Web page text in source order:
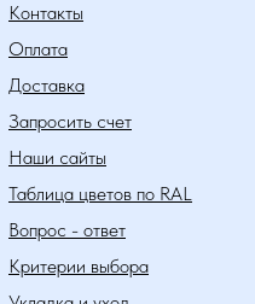
Контакты
Оплата
Доставка
Запросить счет
Наши сайты
Таблица цветов по RAL
Вопрос - ответ
Критерии выбора